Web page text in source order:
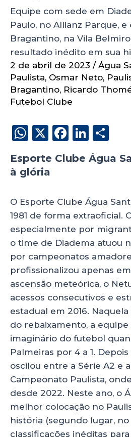
Equipe com sede em
Paulo, no Allianz Parque, e
Bragantino, na Vila
resultado inédito em sua
2 de abril de 2023 / Água
Paulista, Osmar Neto,
Bragantino, Ricardo
Futebol Clube
W
a
ts
A
p
p
X
F
a
c
b
o
o
k
Li
n
k
dI
n
a
Esporte Clube Água
à glória
O Esporte Clube Água
1981 de forma extraoficial.
especialmente por
o time de Diadema atuou
por campeonatos
profissionalizou apenas em
ascensão meteórica, o
acessos consecutivos e
estadual em 2016.
do rebaixamento, a
imaginário do futebol
Palmeiras por 4 a 1.
oscilou entre a Série A2 e
Campeonato Paulista,
desde 2022. Neste ano, o
melhor colocação no
história (segundo lugar,
classificações inéditas